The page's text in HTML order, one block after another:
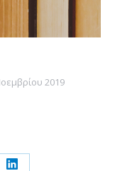
2019